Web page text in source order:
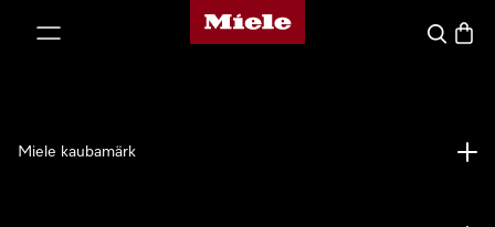
Miele avaleht
Search
Miele kaubamärk